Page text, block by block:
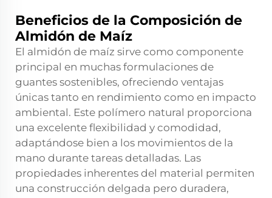
Beneficios de la Composición de
Almidón de Maíz
El almidón de maíz sirve como componente
principal en muchas formulaciones de
guantes sostenibles, ofreciendo ventajas
únicas tanto en rendimiento como en impacto
ambiental. Este polímero natural proporciona
una excelente flexibilidad y comodidad,
adaptándose bien a los movimientos de la
mano durante tareas detalladas. Las
propiedades inherentes del material permiten
una construcción delgada pero duradera,